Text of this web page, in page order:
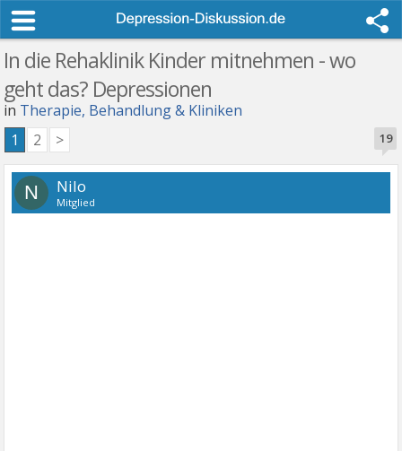
In die Rehaklinik Kinder mitnehmen - wo
geht das? Depressionen
in Therapie, Behandlung & Kliniken
19
1 2 >
N Nilo
Mitglied